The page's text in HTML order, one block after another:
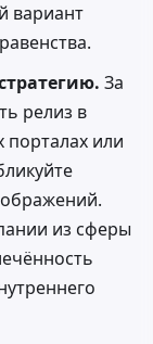
вариант
За
релиз в
порталах или
из сферы